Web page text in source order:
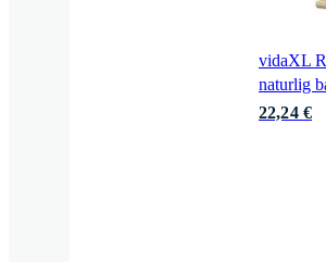
vidaXL
naturlig
22,24 €